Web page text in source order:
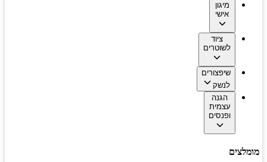
מיגון
אישי
ציוד
לשוטרים
שיפצורים
לנשק
הגנה
עצמית
ופנסים
מומלצים